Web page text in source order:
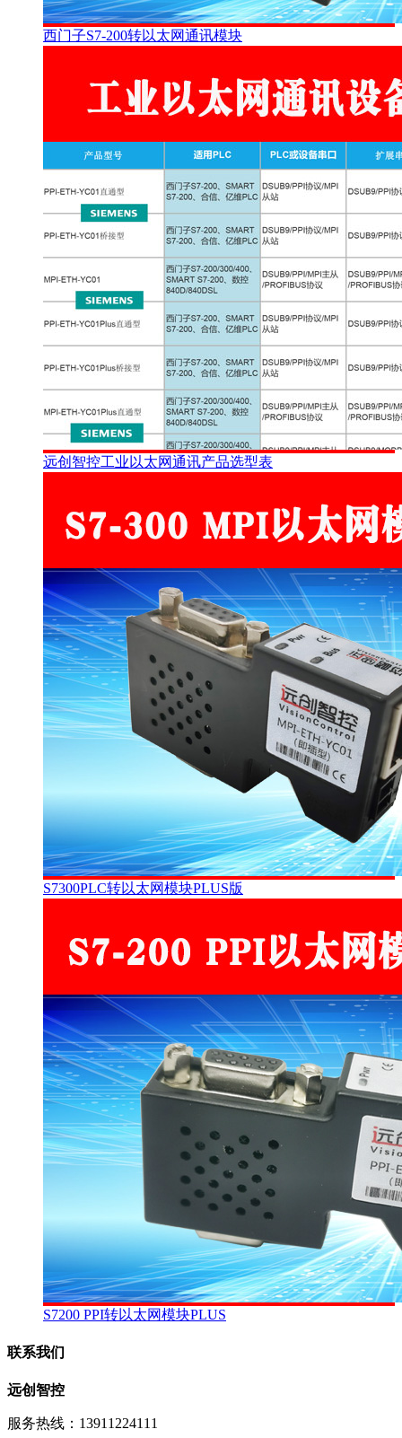
西门子S7-200转以太网通讯模块
远创智控工业以太网通讯产品选型表
S7300PLC转以太网模块PLUS版
S7200 PPI转以太网模块PLUS
联系我们
远创智控
服务热线：13911224111